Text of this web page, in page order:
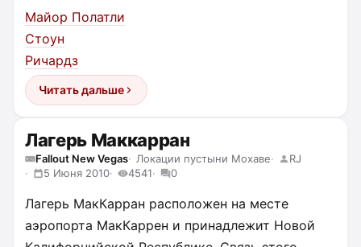
Майор Полатли
Стоун
Ричардз
Читать дальше
Лагерь Маккарран
Fallout New Vegas Локации пустыни Мохаве
RJ
5 Июня 2010
4541 0
Лагерь МакКарран расположен на месте
аэропорта МакКаррен и принадлежит Новой